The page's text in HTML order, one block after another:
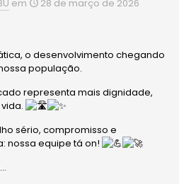
em 28 de março de 2026
o desenvolvimento chegando
população.
representa mais dignidade,
sério, compromisso e
nossa equipe tá on!